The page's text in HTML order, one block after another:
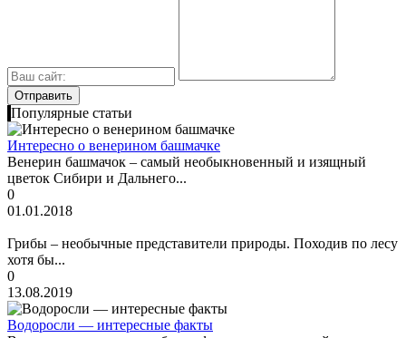
Популярные статьи
Интересно о венерином башмачке
Венерин башмачок – самый необыкновенный и изящный
цветок Сибири и Дальнего...
0
01.01.2018
Грибы – необычные представители природы. Походив по лесу
хотя бы...
0
13.08.2019
Водоросли — интересные факты